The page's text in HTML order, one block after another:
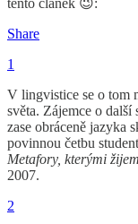
tento článek 😉:
Share
1
V lingvistice se o tom
světa. Zájemce o další
zase obráceně jazyka
povinnou četbu
Metafory, kterými
2007.
2